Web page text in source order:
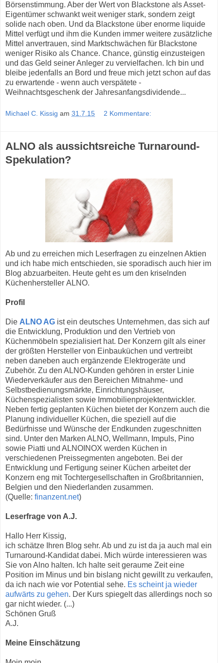
Börsenstimmung. Aber der Wert von Blackstone als Asset-
Eigentümer schwankt weit weniger stark, sondern zeigt
solide nach oben. Und da Blackstone über enorme liquide
Mittel verfügt und ihm die Kunden immer weitere zusätzliche
Mittel anvertrauen, sind Marktschwächen für Blackstone
weniger Risiko als Chance. Chance, günstig einzusteigen
und das Geld seiner Anleger zu vervielfachen. Ich bin und
bleibe jedenfalls an Bord und freue mich jetzt schon auf das
zu erwartende - wenn auch verspätete -
Weihnachtsgeschenk der Jahresanfangsdividende...
Michael C. Kissig am 31.7.15 2 Kommentare:
ALNO als aussichtsreiche Turnaround-
Spekulation?
Ab und zu erreichen mich Leserfragen zu einzelnen Aktien
und ich habe mich entschieden, sie sporadisch auch hier im
Blog abzuarbeiten. Heute geht es um den kriselnden
Küchenhersteller ALNO.
Profil
Die ALNO AG ist ein deutsches Unternehmen, das sich auf
die Entwicklung, Produktion und den Vertrieb von
Küchenmöbeln spezialisiert hat. Der Konzern gilt als einer
der größten Hersteller von Einbauküchen und vertreibt
neben daneben auch ergänzende Elektrogeräte und
Zubehör. Zu den ALNO-Kunden gehören in erster Linie
Wiederverkäufer aus den Bereichen Mitnahme- und
Selbstbedienungsmärkte, Einrichtungshäuser,
Küchenspezialisten sowie Immobilienprojektentwickler.
Neben fertig geplanten Küchen bietet der Konzern auch die
Planung individueller Küchen, die speziell auf die
Bedürfnisse und Wünsche der Endkunden zugeschnitten
sind. Unter den Marken ALNO, Wellmann, Impuls, Pino
sowie Piatti und ALNOINOX werden Küchen in
verschiedenen Preissegmenten angeboten. Bei der
Entwicklung und Fertigung seiner Küchen arbeitet der
Konzern eng mit Tochtergesellschaften in Großbritannien,
Belgien und den Niederlanden zusammen.
(Quelle: finanzent.net)
Leserfrage von A.J.
Hallo Herr Kissig,
ich schätze Ihren Blog sehr. Ab und zu ist da ja auch mal ein
Turnaround-Kandidat dabei. Mich würde interessieren was
Sie von Alno halten. Ich halte seit geraume Zeit eine
Position im Minus und bin bislang nicht gewillt zu verkaufen,
da ich nach wie vor Potential sehe. Es scheint ja wieder
aufwärts zu gehen. Der Kurs spiegelt das allerdings noch so
gar nicht wieder. (...)
Schönen Gruß
A.J.
Meine Einschätzung